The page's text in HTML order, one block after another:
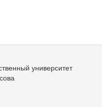
университет